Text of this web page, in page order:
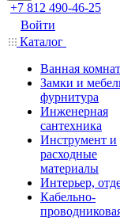
+7 812 490-46-25
Войти
Каталог
Ванная
Замки и
фурнитура
Инженерная
сантехника
Инструмент и
расходные
материалы
Интерьер,
Кабельно-